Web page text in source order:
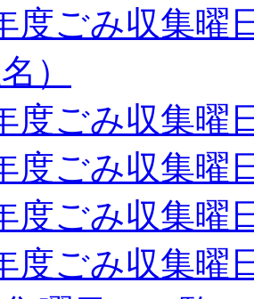
度ごみ収集
）
度ごみ収集
度ごみ収集
度ごみ収集
度ごみ収集